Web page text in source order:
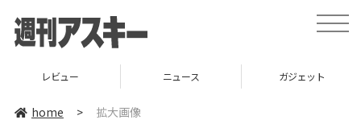
toggle
レビュー ニュース ガジェット
home > 拡大画像